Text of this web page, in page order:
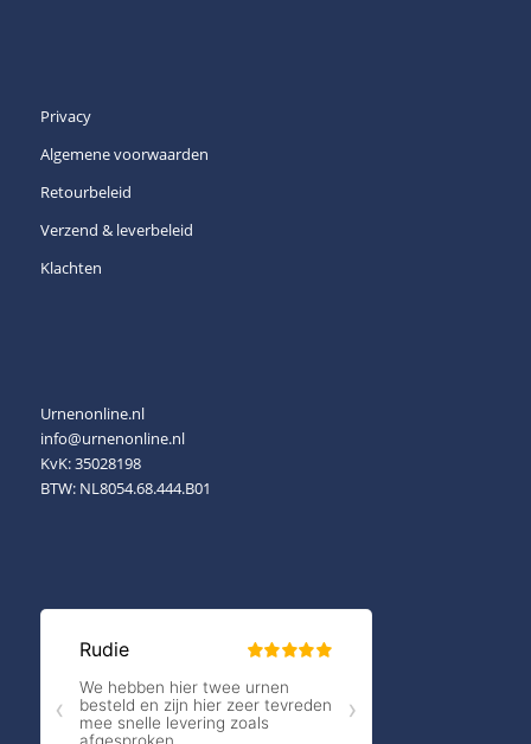
Privacy
Algemene voorwaarden
Retourbeleid
Verzend & leverbeleid
Klachten
Urnenonline.nl
info@urnenonline.nl
KvK: 35028198
BTW: NL8054.68.444.B01